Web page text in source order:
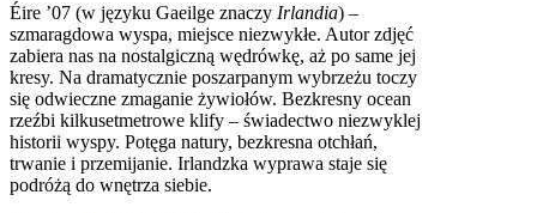
Éire ’07 (w języku Gaeilge znaczy Irlandia) –
szmaragdowa wyspa, miejsce niezwykłe. Autor zdjęć
zabiera nas na nostalgiczną wędrówkę, aż po same jej
kresy. Na dramatycznie poszarpanym wybrzeżu toczy
się odwieczne zmaganie żywiołów. Bezkresny ocean
rzeźbi kilkusetmetrowe klify – świadectwo niezwyklej
historii wyspy. Potęga natury, bezkresna otchłań,
trwanie i przemijanie. Irlandzka wyprawa staje się
podróżą do wnętrza siebie.